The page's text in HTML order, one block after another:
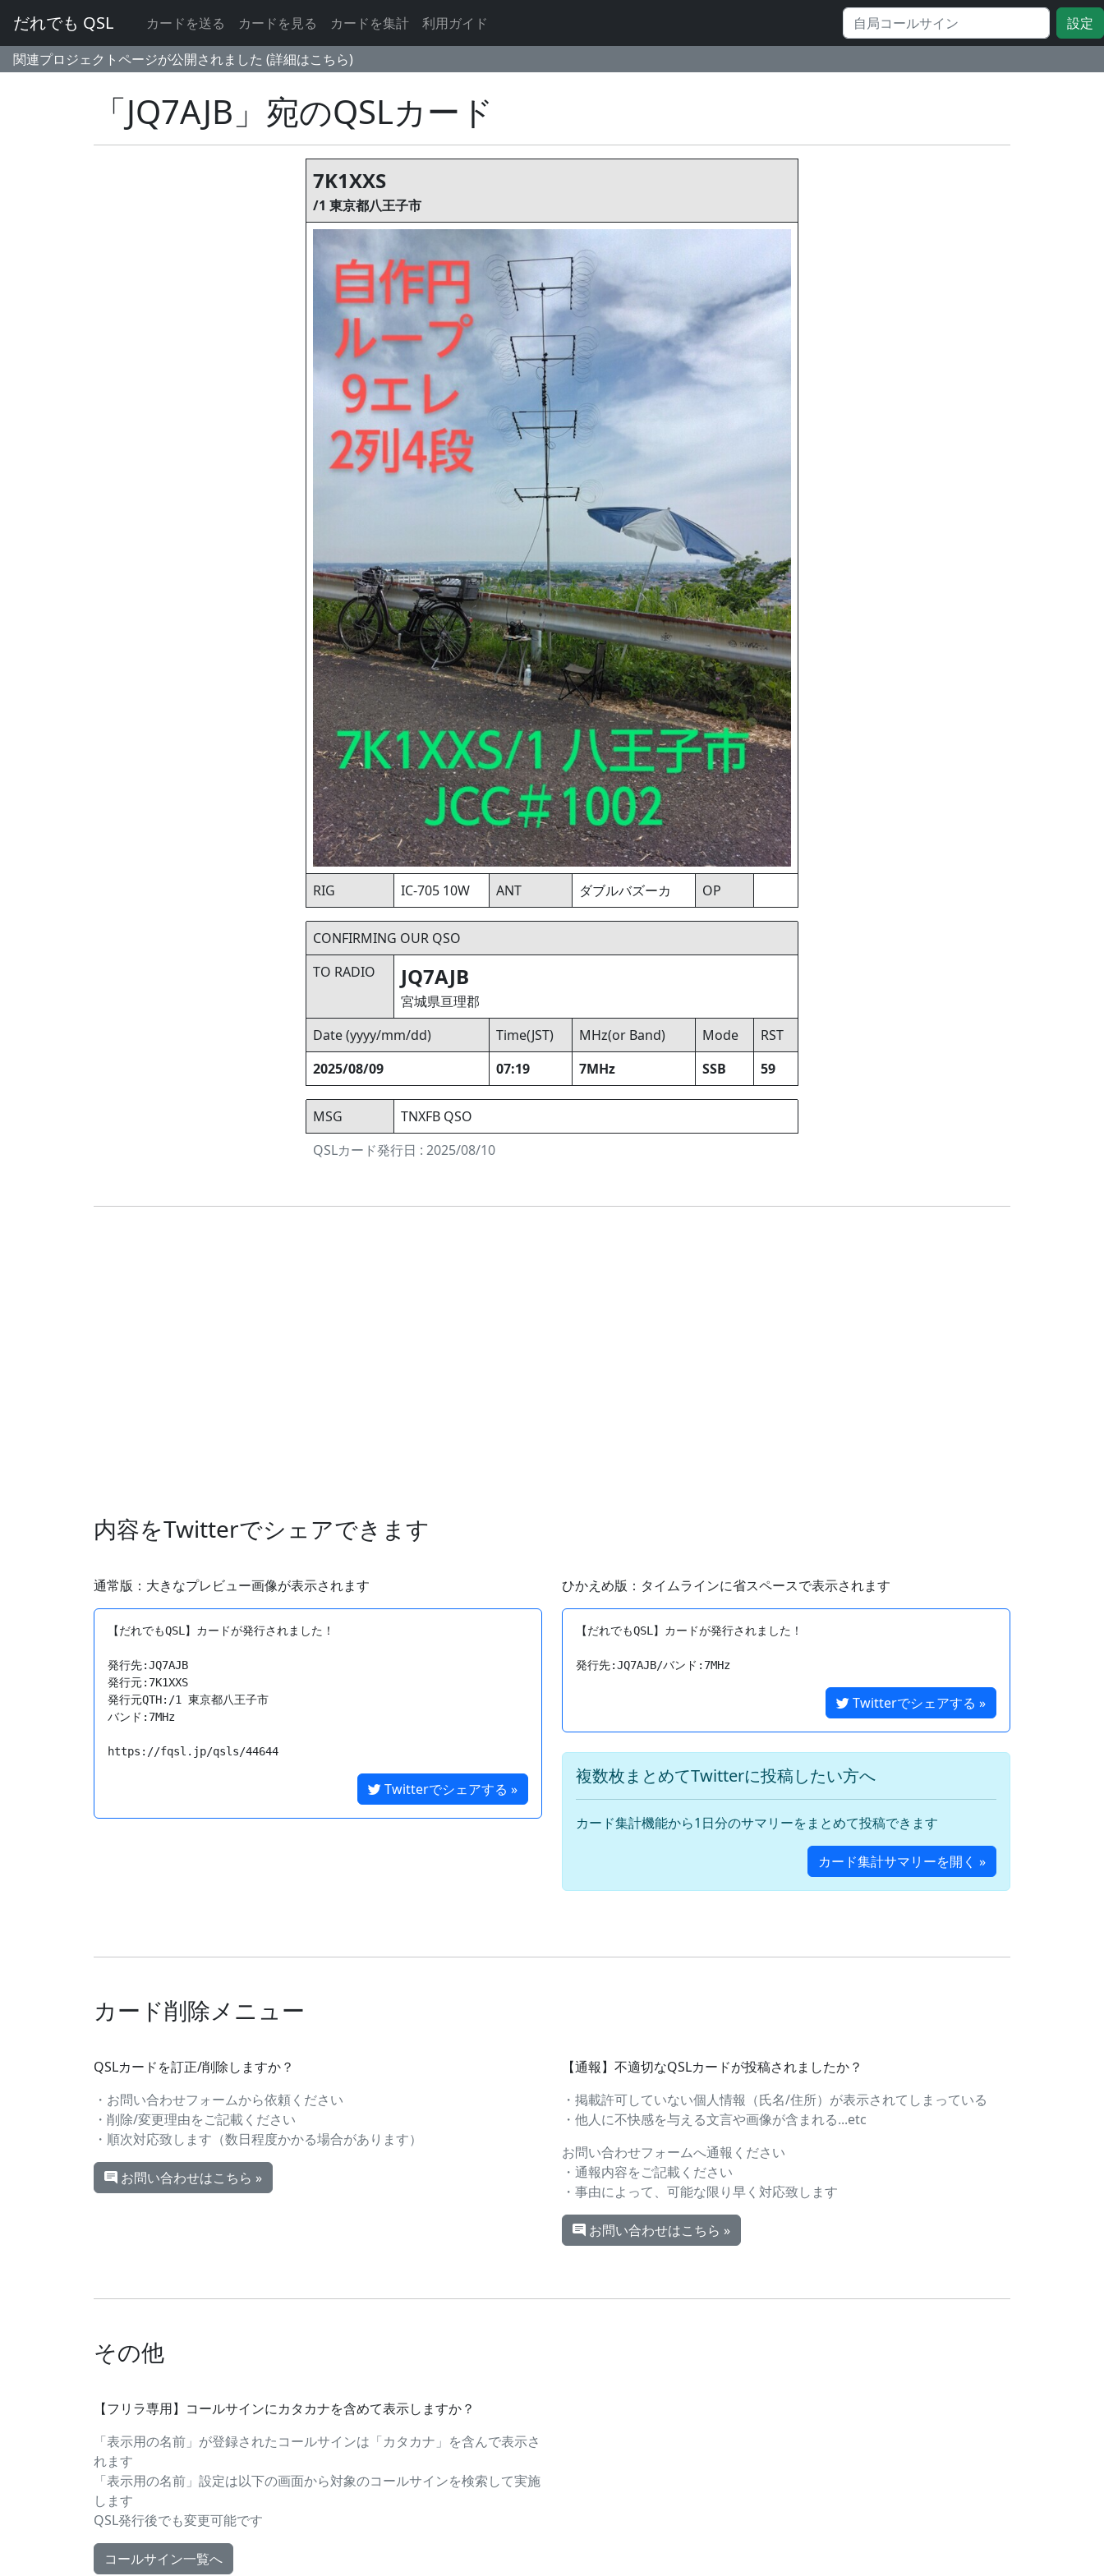
だれでも QSL カードを送る カードを見る カードを集計
利用ガイド
関連プロジェクトページが公開されました (詳細はこちら)
「JQ7AJB」宛のQSLカード
7K1XXS
/1 東京都八王子市
RIG IC-705 10W ANT ダブルバズーカ OP
CONFIRMING OUR QSO
TO RADIO
JQ7AJB
宮城県亘理郡
Date (yyyy/mm/dd)
Time(JST) MHz(or Band) Mode
RST
2025/08/09
07:19 7MHz SSB 59
MSG
TNXFB QSO
QSLカード発行日 : 2025/08/10
内容をTwitterでシェアできます
通常版：大きなプレビュー画像が表示されます
【だれでもQSL】カードが発行されました！
発行先:JQ7AJB
発行元:7K1XXS
発行元QTH:/1 東京都八王子市
バンド:7MHz
https://fqsl.jp/qsls/44644
Twitterでシェアする »
ひかえめ版：タイムラインに省スペースで表示されます
【だれでもQSL】カードが発行されました！
Twitterでシェアする »
複数枚まとめてTwitterに投稿したい方へ
カード集計機能から1日分のサマリーをまとめて投稿できます
カード集計サマリーを開く »
カード削除メニュー
QSLカードを訂正/削除しますか？
・お問い合わせフォームから依頼ください
・削除/変更理由をご記載ください
・順次対応致します（数日程度かかる場合があります）
お問い合わせはこちら »
【通報】不適切なQSLカードが投稿されましたか？
・掲載許可していない個人情報（氏名/住所）が表示されてしまっている
・他人に不快感を与える文言や画像が含まれる...etc
お問い合わせフォームへ通報ください
・通報内容をご記載ください
・事由によって、可能な限り早く対応致します
お問い合わせはこちら »
その他
【フリラ専用】コールサインにカタカナを含めて表示しますか？
「表示用の名前」が登録されたコールサインは「カタカナ」を含んで表示さ
れます
「表示用の名前」設定は以下の画面から対象のコールサインを検索して実施
します
QSL発行後でも変更可能です
コールサイン一覧へ